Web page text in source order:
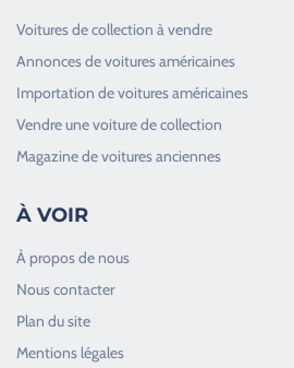
Voitures de collection à vendre
Annonces de voitures américaines
Importation de voitures américaines
Vendre une voiture de collection
Magazine de voitures anciennes
À VOIR
À propos de nous
Nous contacter
Plan du site
Mentions légales
Toujours heureux d'aider les passionnés